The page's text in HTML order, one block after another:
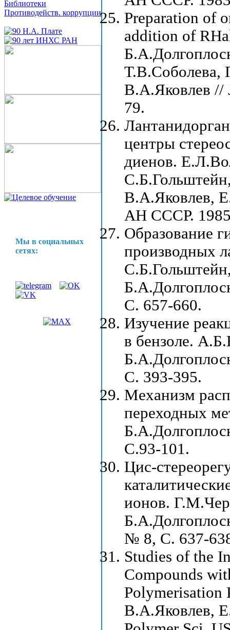
Библиотеки
Противодейств. коррупции
Мы в социальных
сетях:
Preparation of
addition of
В.А.Яковлев //
79.
центры
диенов.
В.А.Яковлев,
АН СССР.
Образование
производных
С. 657-660.
Изучение
в бензоле.
С. 393-395.
Механизм
переходных
С.93-101.
Цис-
ионов.
№ 8, С. 637-
Studies оf the
Compounds
Polymerisation
В.А.Яковлев,